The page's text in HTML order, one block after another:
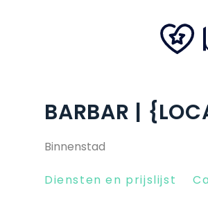
BARBAR |
Binnenstad
Diensten en prijslijst